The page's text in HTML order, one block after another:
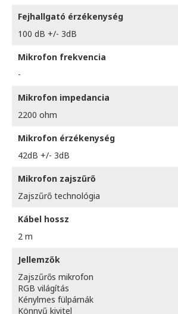
Fejhallgató érzékenység
100 dB +/- 3dB
Mikrofon frekvencia
-
Mikrofon impedancia
2200 ohm
Mikrofon érzékenység
42dB +/- 3dB
Mikrofon zajszűrő
Zajszűrő technológia
Kábel hossz
2 m
Jellemzők
Zajszűrős mikrofon
RGB világítás
Kénylmes fülpárnák
Könnyű kivitel